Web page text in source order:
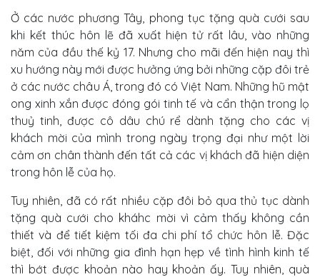
Ở các nước phương Tây, phong tục tặng quà cưới sau
khi kết thúc hôn lẽ đã xuất hiện tử rất lâu, vào những
năm của đầu thế kỷ 17. Nhưng cho mãi đến hiện nay thì
xu hướng này mới được hưởng ứng bởi những cặp đôi trẻ
ở các nước châu Á, trong đó có Việt Nam. Những hũ mật
ong xinh xắn được đóng gói tinh tế và cẩn thận trong lọ
thuỷ tinh, được cô dâu chú rể dành tặng cho các vị
khách mời của mình trong ngày trọng đại như một lời
cảm ơn chân thành đến tất cả các vị khách đã hiện diện
trong hôn lễ của họ.
Tuy nhiên, đã có rất nhiều cặp đôi bỏ qua thủ tục dành
tặng quà cưới cho kháhc mời vì cảm thấy không cần
thiết và để tiết kiệm tối đa chi phí tổ chức hôn lễ. Đặc
biệt, đối với những gia đình hạn hẹp về tình hình kinh tế
thì bớt được khoản nào hay khoản ấy. Tuy nhiên, quà